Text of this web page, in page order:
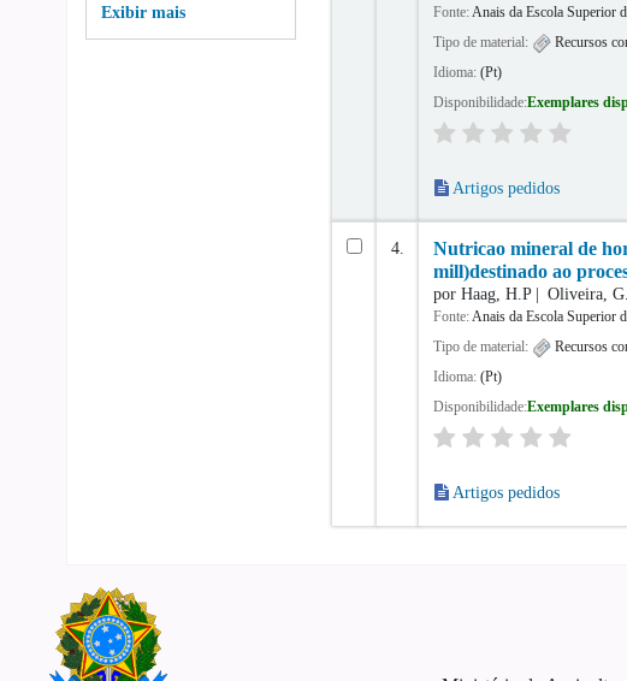
Exibir mais
Fonte:Anais da Escola Superior
Tipo de material:
Recursos
Idioma:(Pt)
Disponibilidade:Exemplares
Artigos pedidos
4.
Nutricao mineral de
mill)destinado ao
porHaag, H.P Oliveira,
Fonte:Anais da Escola Superior
Tipo de material:
Recursos
Idioma:(Pt)
Disponibilidade:Exemplares
Artigos pedidos